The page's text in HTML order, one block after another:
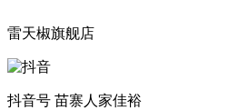
雷天椒旗舰店
抖音号 苗寨人家佳裕